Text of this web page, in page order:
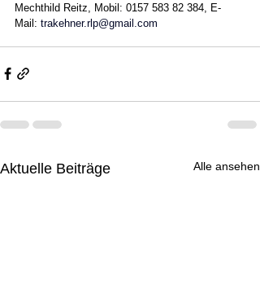
Mechthild Reitz, Mobil: 0157 583 82 384, E-
Mail: trakehner.rlp@gmail.com
Aktuelle Beiträge Alle ansehen